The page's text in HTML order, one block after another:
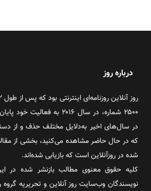
درباره روز
۲۵۰۰ شماره، در سال ۲۰۱۶ به
در سال‌های اخیر به‌دلایل مختلف حذف و از
که در حال حاضر مشاهده می‌کنید، بخشی از
شده در روزآنلاین است که بازیابی شده‌اند.
کلیه حقوق معنوی مطالب بازنشر شده در
نویسندگان وب‌سایت روز آنلاین و تحریریه گروه